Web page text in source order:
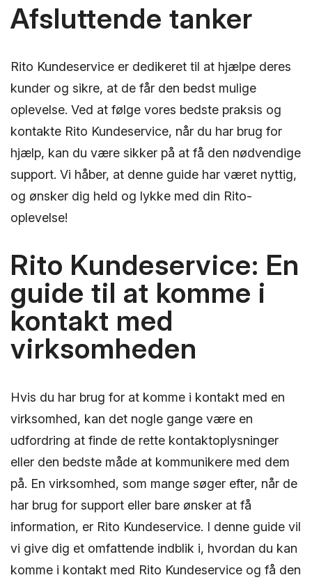
Afsluttende tanker
Rito Kundeservice er dedikeret til at hjælpe deres
kunder og sikre, at de får den bedst mulige
oplevelse. Ved at følge vores bedste praksis og
kontakte Rito Kundeservice, når du har brug for
hjælp, kan du være sikker på at få den nødvendige
support. Vi håber, at denne guide har været nyttig,
og ønsker dig held og lykke med din Rito-
oplevelse!
Rito Kundeservice: En
guide til at komme i
kontakt med
virksomheden
Hvis du har brug for at komme i kontakt med en
virksomhed, kan det nogle gange være en
udfordring at finde de rette kontaktoplysninger
eller den bedste måde at kommunikere med dem
på. En virksomhed, som mange søger efter, når de
har brug for support eller bare ønsker at få
information, er Rito Kundeservice. I denne guide vil
vi give dig et omfattende indblik i, hvordan du kan
komme i kontakt med Rito Kundeservice og få den